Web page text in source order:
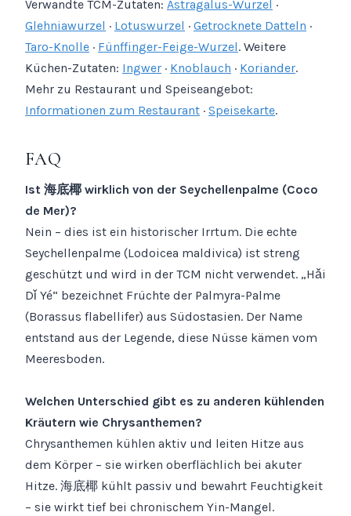
Verwandte TCM-Zutaten: Astragalus-Wurzel ·
Glehniawurzel · Lotuswurzel · Getrocknete Datteln ·
Taro-Knolle · Fünffinger-Feige-Wurzel. Weitere
Küchen-Zutaten: Ingwer · Knoblauch · Koriander.
Mehr zu Restaurant und Speiseangebot:
Informationen zum Restaurant · Speisekarte.
FAQ
Ist 海底椰 wirklich von der Seychellenpalme (Coco
de Mer)?
Nein – dies ist ein historischer Irrtum. Die echte
Seychellenpalme (Lodoicea maldivica) ist streng
geschützt und wird in der TCM nicht verwendet. „Hǎi
Dǐ Yé“ bezeichnet Früchte der Palmyra-Palme
(Borassus flabellifer) aus Südostasien. Der Name
entstand aus der Legende, diese Nüsse kämen vom
Meeresboden.
Welchen Unterschied gibt es zu anderen kühlenden
Kräutern wie Chrysanthemen?
Chrysanthemen kühlen aktiv und leiten Hitze aus
dem Körper – sie wirken oberflächlich bei akuter
Hitze. 海底椰 kühlt passiv und bewahrt Feuchtigkeit
– sie wirkt tief bei chronischem Yin-Mangel.